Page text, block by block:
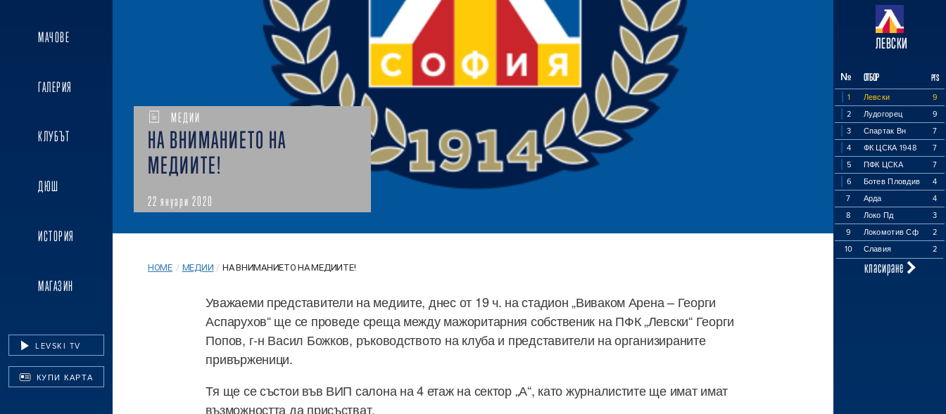
МАЧОВЕ
ГАЛЕРИЯ
КЛУБЪТ
ДЮШ
ИСТОРИЯ
МАГАЗИН
LEVSKI TV
КУПИ КАРТА
ЛЕВСКИ
№ ОТБОР PTS
1 Левски
9
2
Лудогорец
9
3
Спартак Вн
7
4
ФК ЦСКА 1948
7
5
ПФК ЦСКА
7
6
Ботев Пловдив
4
7
Арда
4
8
Локо Пд
3
9
Локомотив Сф
2
10
Славия 2
класиране
МЕДИИ
НА ВНИМАНИЕТО НА
МЕДИИТЕ!
22 януари 2020
HOME / МЕДИИ / НА ВНИМАНИЕТО НА МЕДИИТЕ!
Уважаеми представители на медиите, днес от 19 ч. на стадион „Виваком Арена – Георги
Аспарухов“ ще се проведе среща между мажоритарния собственик на ПФК „Левски“ Георги
Попов, г-н Васил Божков, ръководството на клуба и представители на организираните
привърженици.
Тя ще се състои във ВИП салона на 4 етаж на сектор „А“, като журналистите ще имат имат
възможността да присъстват.